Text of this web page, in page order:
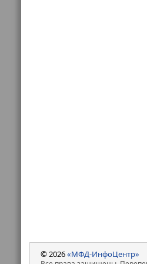
© 2026«МФД-ИнфоЦентр»